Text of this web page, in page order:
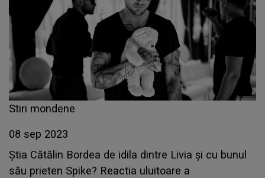
Stiri mondene
08 sep 2023
Știa Cătălin Bordea de idila dintre Livia și cu bunul
său prieten Spike? Reactia uluitoare a